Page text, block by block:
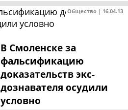
Общество | 16.04.13
В Смоленске за
фальсификацию
доказательств экс-
дознавателя осудили
условно